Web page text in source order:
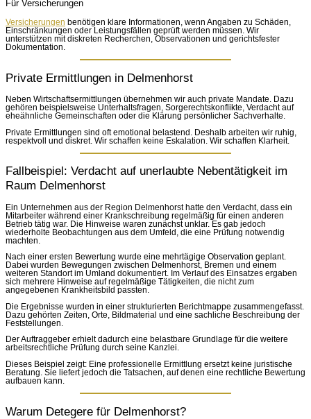
Für Versicherungen
Versicherungen benötigen klare Informationen, wenn Angaben zu Schäden,
Einschränkungen oder Leistungsfällen geprüft werden müssen. Wir
unterstützen mit diskreten Recherchen, Observationen und gerichtsfester
Dokumentation.
Private Ermittlungen in Delmenhorst
Neben Wirtschaftsermittlungen übernehmen wir auch private Mandate. Dazu
gehören beispielsweise Unterhaltsfragen, Sorgerechtskonflikte, Verdacht auf
eheähnliche Gemeinschaften oder die Klärung persönlicher Sachverhalte.
Private Ermittlungen sind oft emotional belastend. Deshalb arbeiten wir ruhig,
respektvoll und diskret. Wir schaffen keine Eskalation. Wir schaffen Klarheit.
Fallbeispiel: Verdacht auf unerlaubte Nebentätigkeit im
Raum Delmenhorst
Ein Unternehmen aus der Region Delmenhorst hatte den Verdacht, dass ein
Mitarbeiter während einer Krankschreibung regelmäßig für einen anderen
Betrieb tätig war. Die Hinweise waren zunächst unklar. Es gab jedoch
wiederholte Beobachtungen aus dem Umfeld, die eine Prüfung notwendig
machten.
Nach einer ersten Bewertung wurde eine mehrtägige Observation geplant.
Dabei wurden Bewegungen zwischen Delmenhorst, Bremen und einem
weiteren Standort im Umland dokumentiert. Im Verlauf des Einsatzes ergaben
sich mehrere Hinweise auf regelmäßige Tätigkeiten, die nicht zum
angegebenen Krankheitsbild passten.
Die Ergebnisse wurden in einer strukturierten Berichtmappe zusammengefasst.
Dazu gehörten Zeiten, Orte, Bildmaterial und eine sachliche Beschreibung der
Feststellungen.
Der Auftraggeber erhielt dadurch eine belastbare Grundlage für die weitere
arbeitsrechtliche Prüfung durch seine Kanzlei.
Dieses Beispiel zeigt: Eine professionelle Ermittlung ersetzt keine juristische
Beratung. Sie liefert jedoch die Tatsachen, auf denen eine rechtliche Bewertung
aufbauen kann.
Warum Detegere für Delmenhorst?